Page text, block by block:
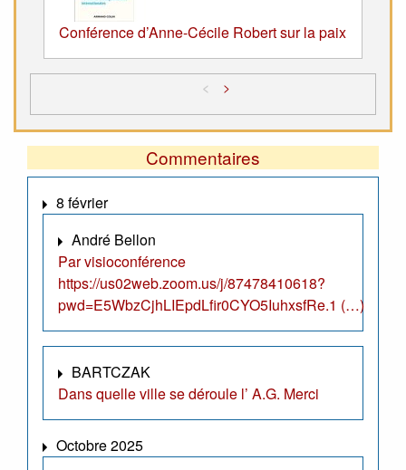
Conférence d’Anne-Cécile Robert sur la paix
< >
Commentaires
8 février
André Bellon
Par visioconférence
https://us02web.zoom.us/j/87478410618?
pwd=E5WbzCjhLIEpdLfir0CYO5IuhxsfRe.1 (…)
BARTCZAK
Dans quelle ville se déroule l’ A.G. Merci
Octobre 2025